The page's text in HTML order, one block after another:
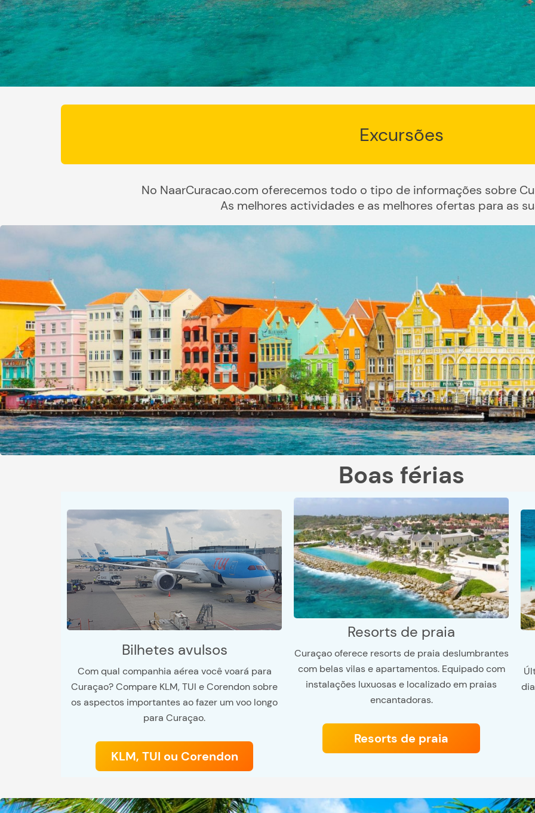
Excursões
No NaarCuracao.com oferecemos todo o tipo de informações sobre
As melhores actividades e as melhores ofertas para as
Boas férias
Bilhetes avulsos
Com qual companhia aérea você voará para
Curaçao? Compare KLM, TUI e Corendon sobre
os aspectos importantes ao fazer um voo longo
para Curaçao.
KLM, TUI ou Corendon
Resorts de praia
Curaçao oferece resorts de praia deslumbrantes
com belas vilas e apartamentos. Equipado com
instalações luxuosas e localizado em praias
encantadoras.
Resorts de praia